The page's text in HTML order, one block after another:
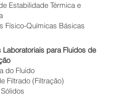
Estabilidade Térmica e
Físico-Químicas Básicas
Laboratoriais para Fluidos de
do Fluido
Filtrado (Filtração)